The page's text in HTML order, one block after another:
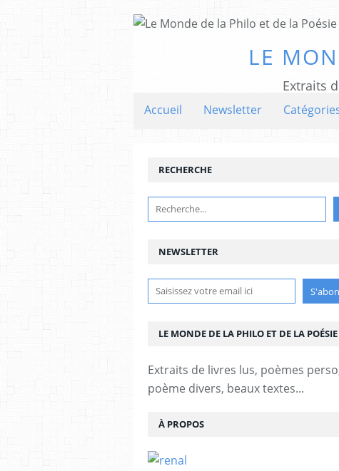
LE
Extraits
Accueil Newsletter
NEWSLETTER
RECHERCHE
LE MONDE DE LA PHILO ET DE LA POÉSIE
Extraits de livres lus, poèmes
poème divers, beaux textes...
À PROPOS